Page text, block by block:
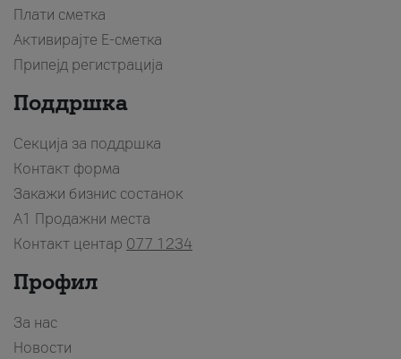
Плати сметка
Активирајте Е-сметка
Припејд регистрација
Поддршка
Секција за поддршка
Контакт форма
Закажи бизнис состанок
A1 Продажни места
Контакт центар 077 1234
Профил
За нас
Новости